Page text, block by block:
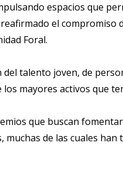
espacios que
el
Foral.
del talento joven, de
mayores activos que
que buscan
muchas de las cuales